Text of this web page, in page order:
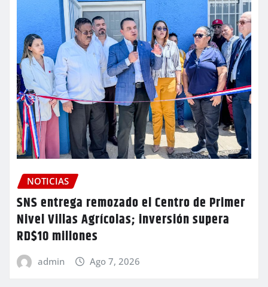
NOTICIAS
SNS entrega remozado el Centro de Primer
Nivel Villas Agrícolas; inversión supera
RD$10 millones
admin Ago 7, 2026